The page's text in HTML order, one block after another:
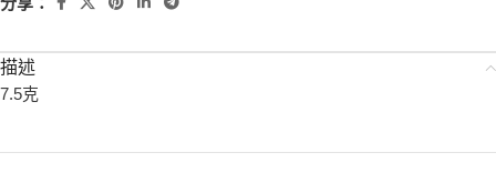
描述
7.5克